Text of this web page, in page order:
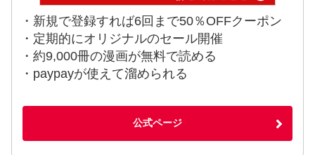
・新規で登録すれば6回まで50％OFFクーポン
・定期的にオリジナルのセール開催
・約9,000冊の漫画が無料で読める
・paypayが使えて溜められる
公式ページ